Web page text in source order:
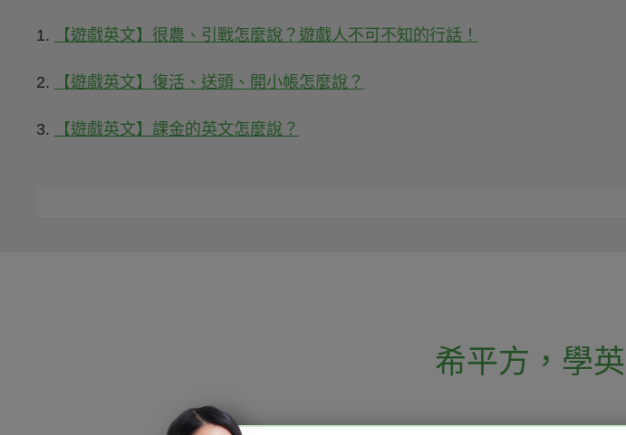
1. 【遊戲英文】很農、引戰怎麼說？遊戲人不可不知的行話！
2. 【遊戲英文】復活、送頭、開小帳怎麼說？
3. 【遊戲英文】課金的英文怎麼說？
希平方 ， 學